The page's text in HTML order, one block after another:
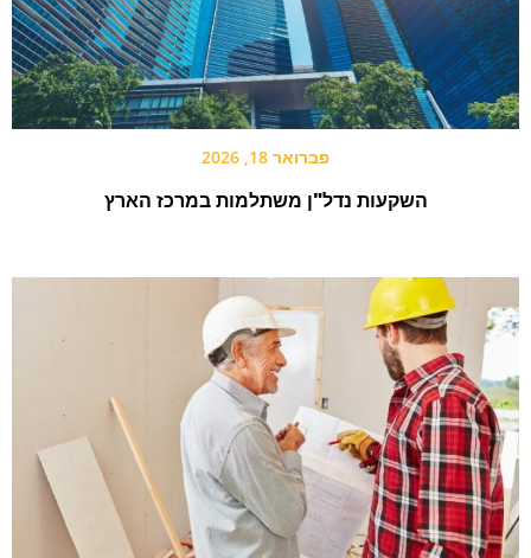
פברואר 18, 2026
השקעות נדל"ן משתלמות במרכז הארץ